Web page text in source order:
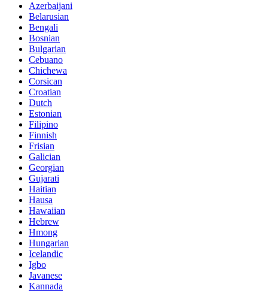
Azerbaijani
Belarusian
Bengali
Bosnian
Bulgarian
Cebuano
Chichewa
Corsican
Croatian
Dutch
Estonian
Filipino
Finnish
Frisian
Galician
Georgian
Gujarati
Haitian
Hausa
Hawaiian
Hebrew
Hmong
Hungarian
Icelandic
Igbo
Javanese
Kannada